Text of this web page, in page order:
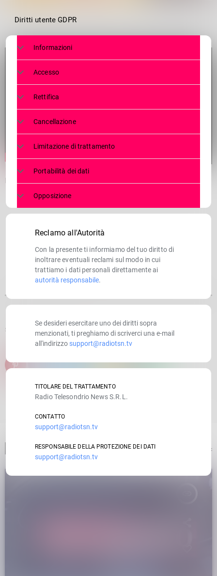
Furlini: ”Da Albaredo la gente non va più via, ecco perchè”
SCRITTO DA: RADIOTSN
email
ARTICOLO PRECEDENTE
Diritti utente GDPR
Informazioni
Accesso
Rettifica
Cancellazione
Limitazione di trattamento
Portabilità dei dati
Opposizione
Reclamo all'Autorità
Con la presente ti informiamo del tuo diritto di
inoltrare eventuali reclami sul modo in cui
trattiamo i dati personali direttamente ai
autorità responsabile.
Se desideri esercitare uno dei diritti sopra
menzionati, ti preghiamo di scriverci una e-mail
all'indirizzo support@radiotsn.tv
TITOLARE DEL TRATTAMENTO
Radio Telesondrio News S.R.L.
CONTATTO
support@radiotsn.tv
RESPONSABILE DELLA PROTEZIONE DEI DATI
support@radiotsn.tv